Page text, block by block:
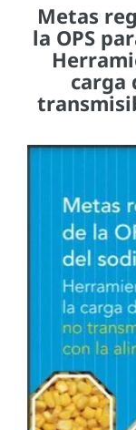
Metas
la OPS
carga